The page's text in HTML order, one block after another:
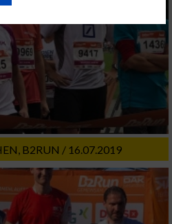
B2RUN / 16.07.2019
Anbieter)
auf Informationen
zur Auswahl
personalisierte